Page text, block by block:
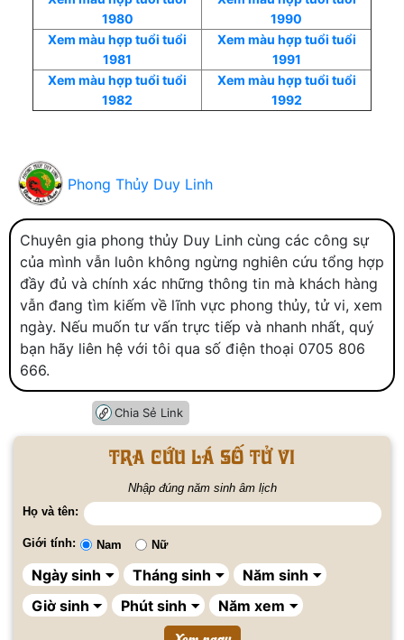
1980
1990
Xem màu hợp tuổi tuổi
1981
Xem màu hợp tuổi tuổi
1991
Xem màu hợp tuổi tuổi
1982
Xem màu hợp tuổi tuổi
1992
Phong Thủy Duy Linh
Chuyên gia phong thủy Duy Linh cùng các công sự
của mình vẫn luôn không ngừng nghiên cứu tổng hợp
đầy đủ và chính xác những thông tin mà khách hàng
vẫn đang tìm kiếm về lĩnh vực phong thủy, tử vi, xem
ngày. Nếu muốn tư vấn trực tiếp và nhanh nhất, quý
bạn hãy liên hệ với tôi qua số điện thoại 0705 806
666.
Chia Sẻ Link
Tra cứu lá số tử vi
Nhập đúng năm sinh âm lịch
Họ và tên:
Giới tính: Nam Nữ